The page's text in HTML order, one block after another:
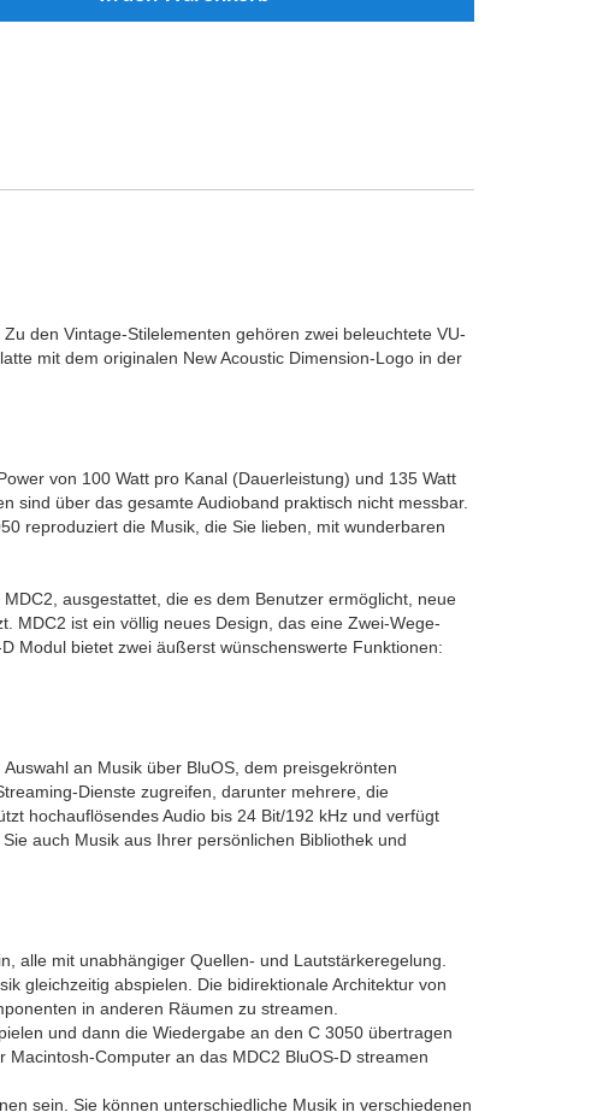
den Vintage-Stilelementen gehören zwei beleuchtete VU-
mit dem originalen New Acoustic Dimension-Logo in der
von 100 Watt pro Kanal (Dauerleistung) und 135 Watt
sind über das gesamte Audioband praktisch nicht messbar.
reproduziert die Musik, die Sie lieben, mit wunderbaren
ausgestattet, die es dem Benutzer ermöglicht, neue
MDC2 ist ein völlig neues Design, das eine Zwei-Wege-
Modul bietet zwei äußerst wünschenswerte Funktionen:
an Musik über BluOS, dem preisgekrönten
Dienste zugreifen, darunter mehrere, die
hochauflösendes Audio bis 24 Bit/192 kHz und verfügt
auch Musik aus Ihrer persönlichen Bibliothek und
alle mit unabhängiger Quellen- und Lautstärkeregelung.
gleichzeitig abspielen. Die bidirektionale Architektur von
in anderen Räumen zu streamen.
und dann die Wiedergabe an den C 3050 übertragen
Computer an das MDC2 BluOS-D streamen
sein. Sie können unterschiedliche Musik in verschiedenen